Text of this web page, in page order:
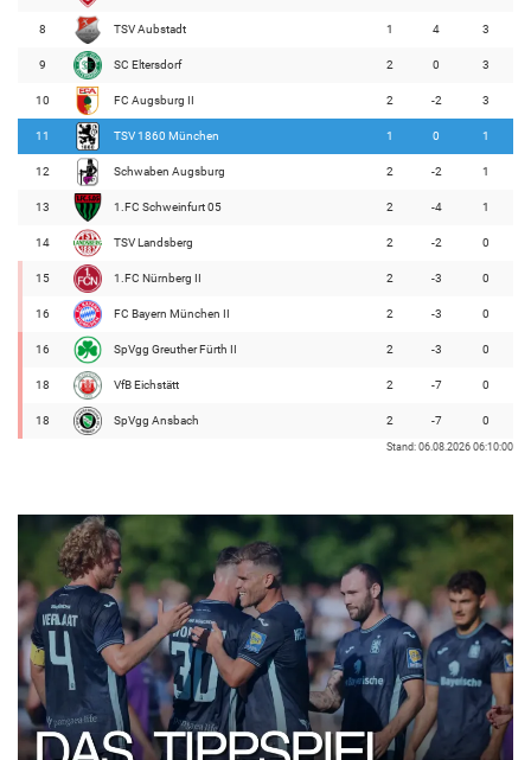
8 TSV Aubstadt 1 4 3
9 SC Eltersdorf 2 0 3
10 FC Augsburg II 2 -2 3
11 TSV 1860 München 1 0 1
12 Schwaben Augsburg 2 -2 1
13 1.FC Schweinfurt 05 2 -4 1
14 TSV Landsberg 2 -2 0
15 1.FC Nürnberg II 2 -3 0
16 FC Bayern München II 2 -3 0
16 SpVgg Greuther Fürth II 2 -3 0
18 VfB Eichstätt 2 -7 0
18 SpVgg Ansbach 2 -7 0
Stand: 06.08.2026 06:10:00